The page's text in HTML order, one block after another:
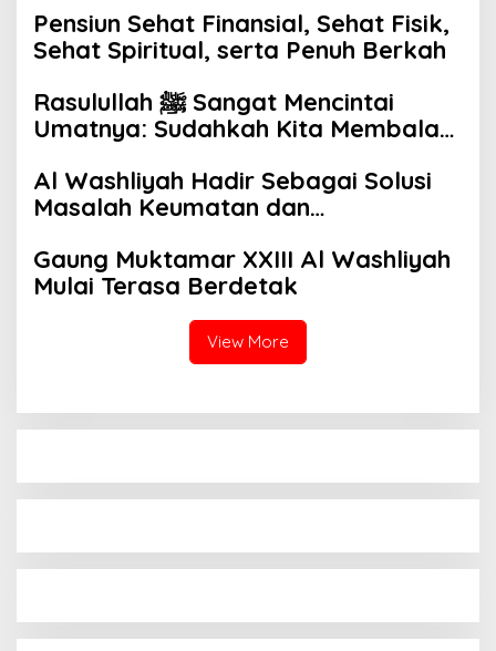
Pensiun Sehat Finansial, Sehat Fisik,
Sehat Spiritual, serta Penuh Berkah
Rasulullah ﷺ Sangat Mencintai
Umatnya: Sudahkah Kita Membalas
Al Washliyah Hadir Sebagai Solusi
Masalah Keumatan dan
Gaung Muktamar XXIII Al Washliyah
Mulai Terasa Berdetak
View More